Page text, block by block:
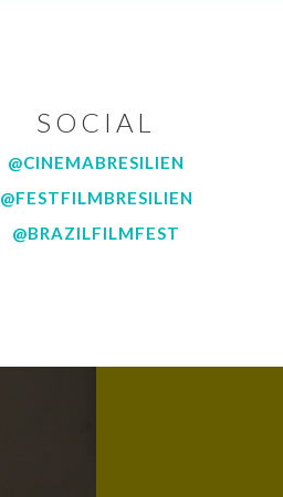
SOCIAL
@CINEMABRESILIEN
@FESTFILMBRESILIEN
@BRAZILFILMFEST